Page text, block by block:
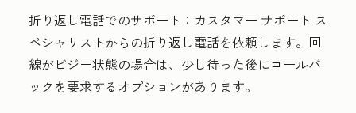
折り返し電話でのサポート： カスタマー サポート ス
ペシャリストからの折り返し電話を依頼します。 回
線がビジー状態の場合は、少し待った後にコールバ
ックを要求するオプションがあります。